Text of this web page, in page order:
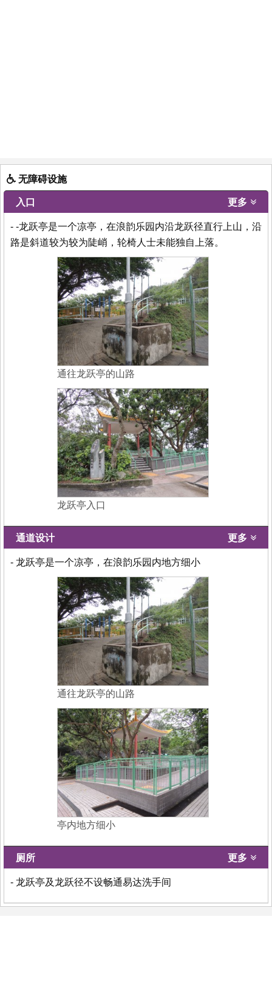
无障碍设施
入口 更多
- -龙跃亭是一个凉亭，在浪韵乐园内沿龙跃径直行上山，沿
路是斜道较为较为陡峭，轮椅人士未能独自上落。
通往龙跃亭的山路
龙跃亭入口
通道设计 更多
- 龙跃亭是一个凉亭，在浪韵乐园内地方细小
通往龙跃亭的山路
亭内地方细小
厕所 更多
- 龙跃亭及龙跃径不设畅通易达洗手间